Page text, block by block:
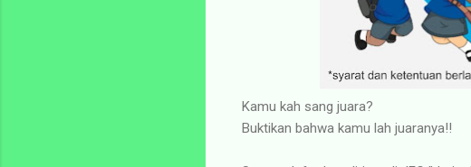
Kamu kah sang juara?
Buktikan bahwa kamu lah juaranya!!